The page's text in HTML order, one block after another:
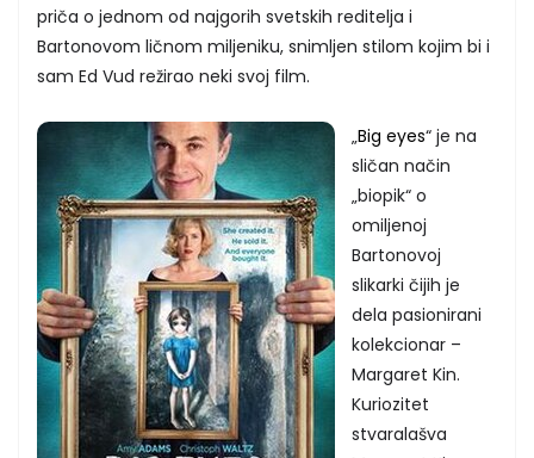
priča o jednom od najgorih svetskih reditelja i
Bartonovom ličnom miljeniku, snimljen stilom kojim bi i
sam Ed Vud režirao neki svoj film.
„Big eyes“ je na
sličan način
„biopik“ o
omiljenoj
Bartonovoj
slikarki čijih je
dela pasionirani
kolekcionar –
Margaret Kin.
Kuriozitet
stvaralašva